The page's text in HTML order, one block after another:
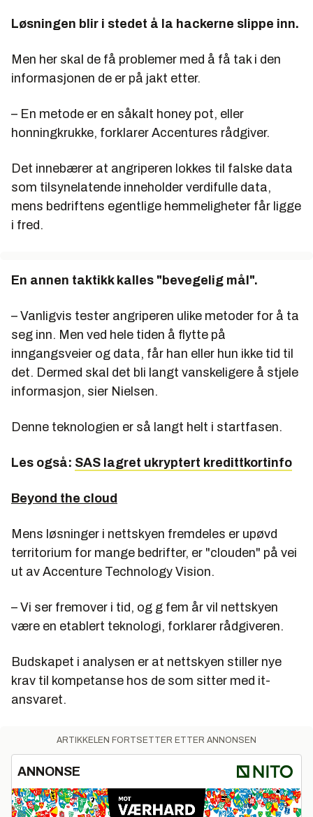
Løsningen blir i stedet å la hackerne slippe inn.
Men her skal de få problemer med å få tak i den
informasjonen de er på jakt etter.
– En metode er en såkalt honey pot, eller
honningkrukke, forklarer Accentures rådgiver.
Det innebærer at angriperen lokkes til falske data
som tilsynelatende inneholder verdifulle data,
mens bedriftens egentlige hemmeligheter får ligge
i fred.
En annen taktikk kalles "bevegelig mål".
– Vanligvis tester angriperen ulike metoder for å ta
seg inn. Men ved hele tiden å flytte på
inngangsveier og data, får han eller hun ikke tid til
det. Dermed skal det bli langt vanskeligere å stjele
informasjon, sier Nielsen.
Denne teknologien er så langt helt i startfasen.
Les også: SAS lagret ukryptert kredittkortinfo
Beyond the cloud
Mens løsninger i nettskyen fremdeles er upøvd
territorium for mange bedrifter, er "clouden" på vei
ut av Accenture Technology Vision.
– Vi ser fremover i tid, og g fem år vil nettskyen
være en etablert teknologi, forklarer rådgiveren.
Budskapet i analysen er at nettskyen stiller nye
krav til kompetanse hos de som sitter med it-
ansvaret.
ARTIKKELEN FORTSETTER ETTER ANNONSEN
ANNONSE